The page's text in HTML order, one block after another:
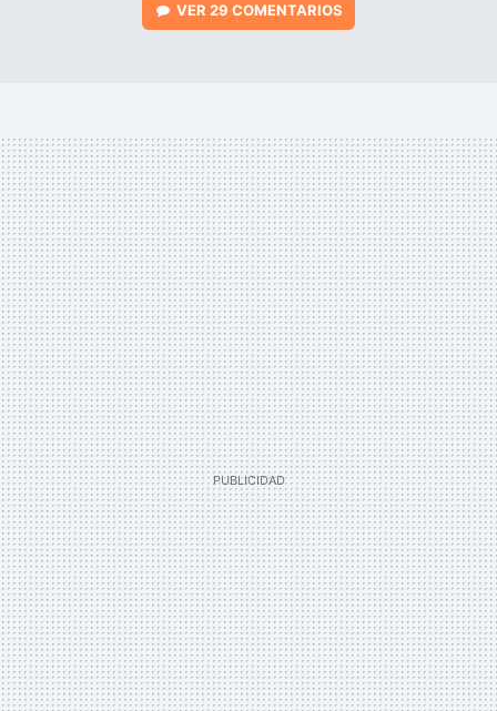
VER 29 COMENTARIOS